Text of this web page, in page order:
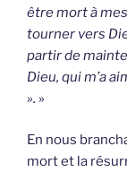
être mort à
tourner vers
partir de
Dieu, qui m’a
». »
En nous
mort et la